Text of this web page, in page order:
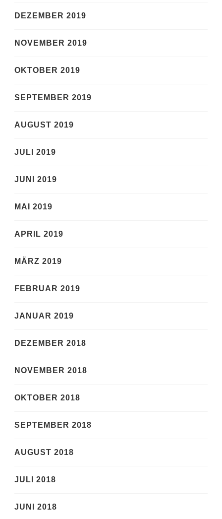
DEZEMBER 2019
NOVEMBER 2019
OKTOBER 2019
SEPTEMBER 2019
AUGUST 2019
JULI 2019
JUNI 2019
MAI 2019
APRIL 2019
MÄRZ 2019
FEBRUAR 2019
JANUAR 2019
DEZEMBER 2018
NOVEMBER 2018
OKTOBER 2018
SEPTEMBER 2018
AUGUST 2018
JULI 2018
JUNI 2018